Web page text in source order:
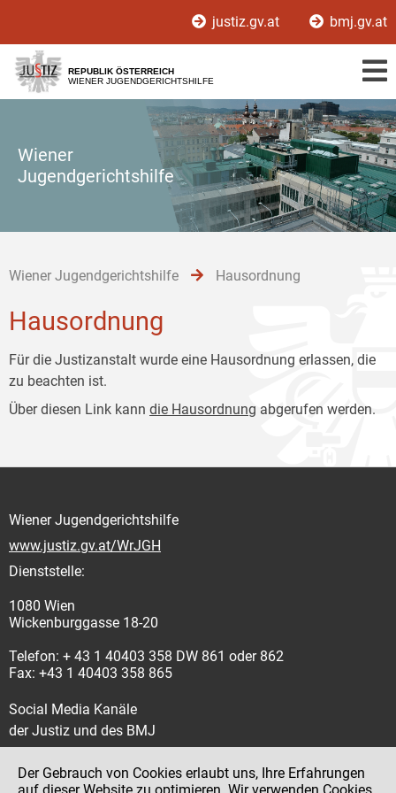
[1]
[2]
[3]
justiz.gv.at bmj.gv.at
REPUBLIK ÖSTERREICH
WIENER JUGENDGERICHTSHILFE
Wiener
Jugendgerichtshilfe
Wiener Jugendgerichtshilfe Hausordnung
Hausordnung
Für die Justizanstalt wurde eine Hausordnung erlassen, die
zu beachten ist.
Über diesen Link kann die Hausordnung abgerufen werden.
Wiener Jugendgerichtshilfe
www.justiz.gv.at/WrJGH
Dienststelle:
1080 Wien
Wickenburggasse 18-20
Telefon: + 43 1 40403 358 DW 861 oder 862
Fax: +43 1 40403 358 865
Social Media Kanäle
der Justiz und des BMJ
Der Gebrauch von Cookies erlaubt uns, Ihre Erfahrungen